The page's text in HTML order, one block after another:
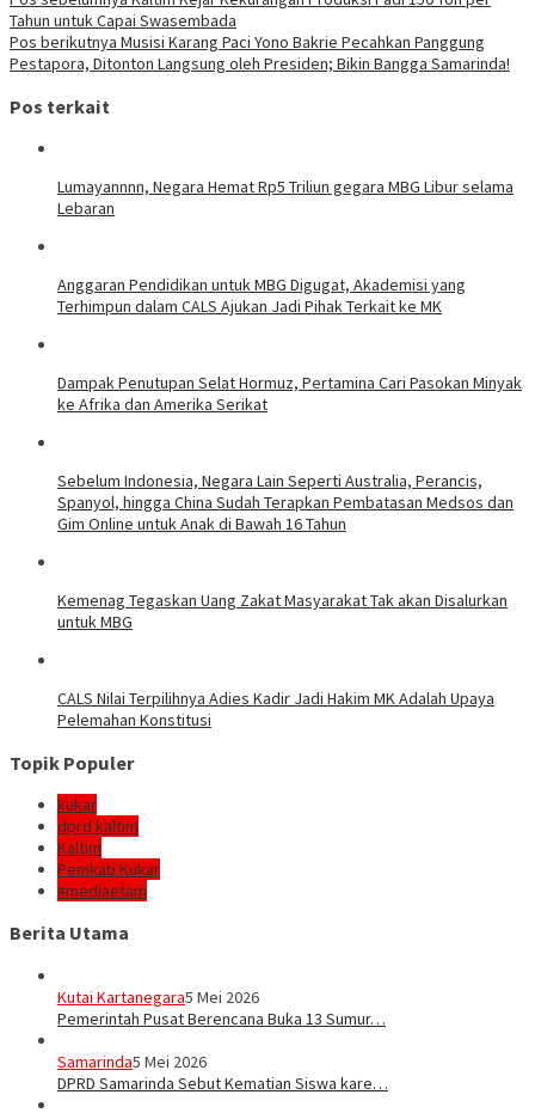
Tahun untuk Capai Swasembada
Pos berikutnya Musisi Karang Paci Yono Bakrie Pecahkan Panggung
Pestapora, Ditonton Langsung oleh Presiden; Bikin Bangga Samarinda!
Pos terkait
Lumayannnn, Negara Hemat Rp5 Triliun gegara MBG Libur selama
Lebaran
Anggaran Pendidikan untuk MBG Digugat, Akademisi yang
Terhimpun dalam CALS Ajukan Jadi Pihak Terkait ke MK
Dampak Penutupan Selat Hormuz, Pertamina Cari Pasokan Minyak
ke Afrika dan Amerika Serikat
Sebelum Indonesia, Negara Lain Seperti Australia, Perancis,
Spanyol, hingga China Sudah Terapkan Pembatasan Medsos dan
Gim Online untuk Anak di Bawah 16 Tahun
Kemenag Tegaskan Uang Zakat Masyarakat Tak akan Disalurkan
untuk MBG
CALS Nilai Terpilihnya Adies Kadir Jadi Hakim MK Adalah Upaya
Pelemahan Konstitusi
Topik Populer
kukar
dprd kaltim
Kaltim
Pemkab Kukar
#mediaetam
Berita Utama
Kutai Kartanegara5 Mei 2026
Pemerintah Pusat Berencana Buka 13 Sumur…
Samarinda5 Mei 2026
DPRD Samarinda Sebut Kematian Siswa kare…